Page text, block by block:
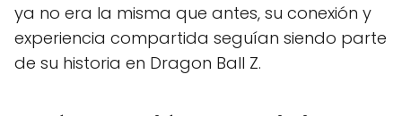
ya no era la misma que antes, su conexión y
experiencia compartida seguían siendo parte
de su historia en Dragon Ball Z.